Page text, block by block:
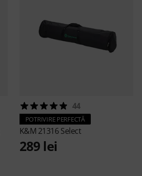
44
POTRIVIRE PERFECTĂ
K&M 21316 Select
289 lei